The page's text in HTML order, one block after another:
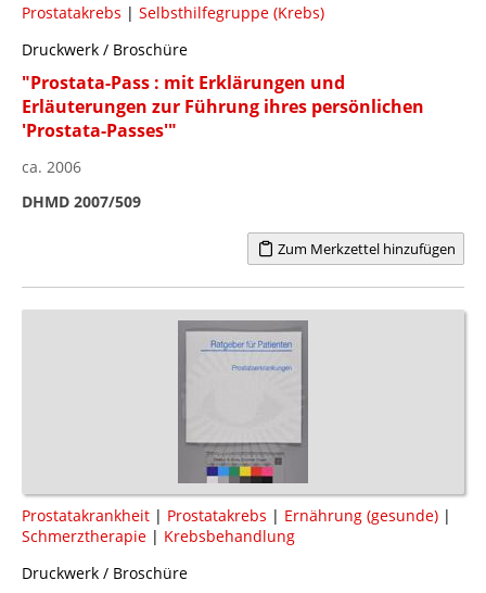
Prostatakrebs | Selbsthilfegruppe (Krebs)
Druckwerk / Broschüre
"Prostata-Pass : mit Erklärungen und
Erläuterungen zur Führung ihres persönlichen
'Prostata-Passes'"
ca. 2006
DHMD 2007/509
Zum Merkzettel hinzufügen
Prostatakrankheit | Prostatakrebs | Ernährung (gesunde) |
Schmerztherapie | Krebsbehandlung
Druckwerk / Broschüre